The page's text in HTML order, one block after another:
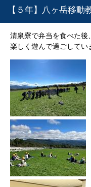
【５年】八ヶ岳移動
清泉寮で弁当を食べた
楽しく遊んで過ごしてい